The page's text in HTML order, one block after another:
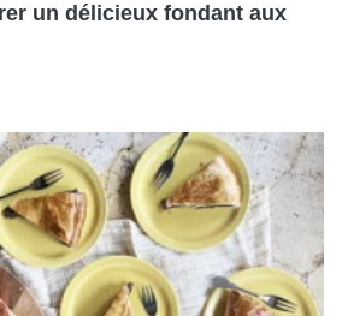
un délicieux fondant aux